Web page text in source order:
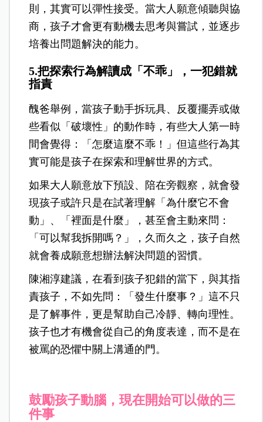
則，其實可以彈性接受。當大人願意傾聽與協
商，孩子才會更有動機去思考與嘗試，並逐步
培養出問題解決的能力。
5.把探索行為解讀成「不乖」，一犯錯就
指責
醜爸舉例，當孩子動手拆玩具、反覆擺弄或做
些看似「破壞性」的動作時，有些大人第一時
間會覺得：「怎麼這麼不乖！」但這些行為其
實可能是孩子在探索和理解世界的方式。
如果大人願意放下預設、陪在旁觀察，就會發
現孩子或許只是在試著理解「為什麼它不會
動」、「裡面是什麼」，甚至會主動來問：
「可以幫我拆開嗎？」，久而久之，孩子自然
就會養成願意想辦法解決問題的習慣。
陳湘淳建議，在看到孩子犯錯的當下，與其指
責孩子，不如先問：「發生什麼事？」這不只
是了解事件，更是幫助自己冷靜、轉向理性。
孩子也才有機會從自己的角度表達，而不是在
被罵的恐懼中關上溝通的門。
鼓勵孩子動腦，現在開始可以做的三
件事